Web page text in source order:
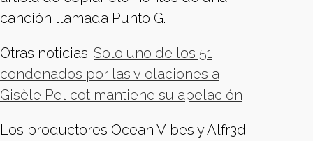
canción llamada Punto G.
Otras noticias: Solo uno de los 51
condenados por las violaciones a
Gisèle Pelicot mantiene su apelación
Los productores Ocean Vibes y Alfr3d